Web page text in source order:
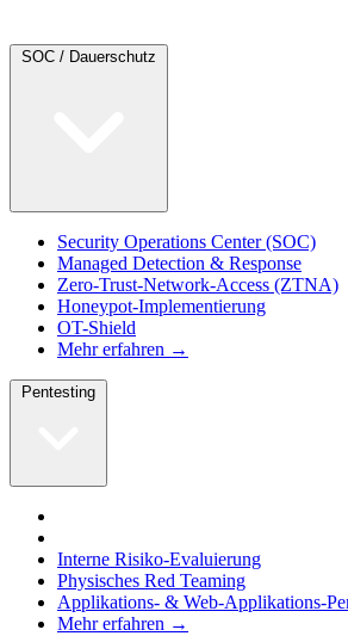
Security Operations Center (SOC)
Managed Detection & Response
Zero-Trust-Network-Access (ZTNA)
Honeypot-Implementierung
OT-Shield
Mehr erfahren →
Interne Risiko-Evaluierung
Physisches Red Teaming
Applikations- & Web-Applikations-
Mehr erfahren →